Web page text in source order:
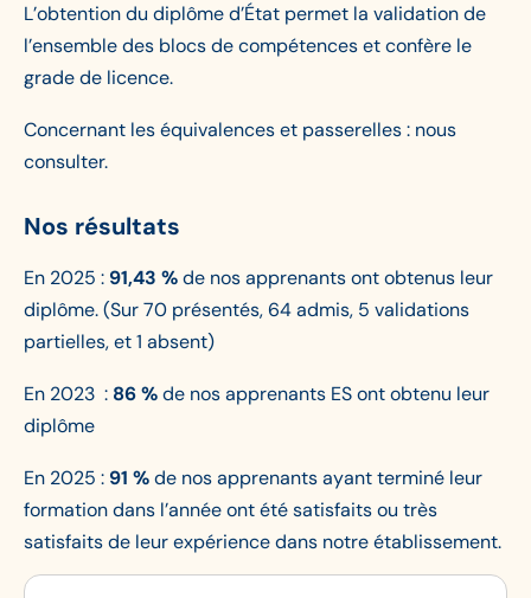
L’obtention du diplôme d’État permet la validation de
l’ensemble des blocs de compétences et confère le
grade de licence.
Concernant les équivalences et passerelles : nous
consulter.
Nos résultats
En 2025 : 91,43 %de nos apprenants ont obtenus leur
diplôme. (Sur 70 présentés, 64 admis, 5 validations
partielles, et 1 absent)
En 2023 : 86 %de nos apprenants ES ont obtenu leur
diplôme
En 2025 : 91 %de nos apprenants ayant terminé leur
formation dans l’année ont été satisfaits ou très
satisfaits de leur expérience dans notre établissement.